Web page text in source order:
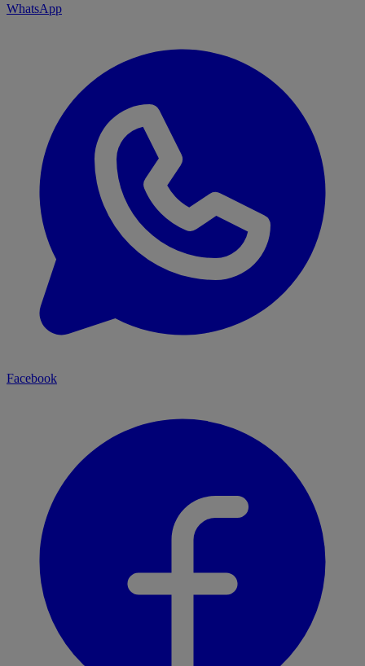
WhatsApp
Facebook